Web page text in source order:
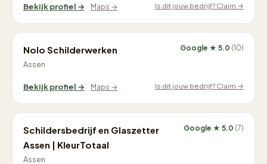
Bekijk profiel → Maps → Is dit jouw bedrijf? Claim →
Nolo Schilderwerken
Assen
Google ★ 5.0 (10)
Bekijk profiel → Maps → Is dit jouw bedrijf? Claim →
Schildersbedrijf en Glaszetter
Assen | KleurTotaal
Assen
Google ★ 5.0 (7)